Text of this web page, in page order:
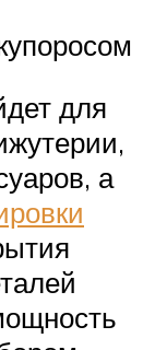
для
а